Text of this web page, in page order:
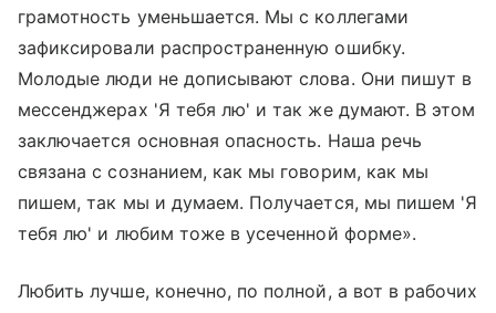
грамотность уменьшается. Мы с коллегами
зафиксировали распространенную ошибку.
Молодые люди не дописывают слова. Они пишут в
мессенджерах 'Я тебя лю' и так же думают. В этом
заключается основная опасность. Наша речь
связана с сознанием, как мы говорим, как мы
пишем, так мы и думаем. Получается, мы пишем 'Я
тебя лю' и любим тоже в усеченной форме».
Любить лучше, конечно, по полной, а вот в рабочих